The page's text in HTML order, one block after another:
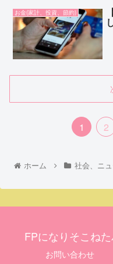
お金(家計、投資、節約)
1 2
ホーム 社会、ニ
FPになりそこね
お問い合わせ